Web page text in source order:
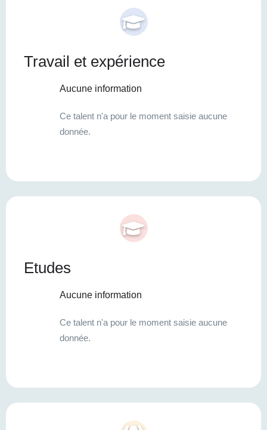
Travail et expérience
Aucune information
Ce talent n'a pour le moment saisie aucune
donnée.
Etudes
Aucune information
Ce talent n'a pour le moment saisie aucune
donnée.